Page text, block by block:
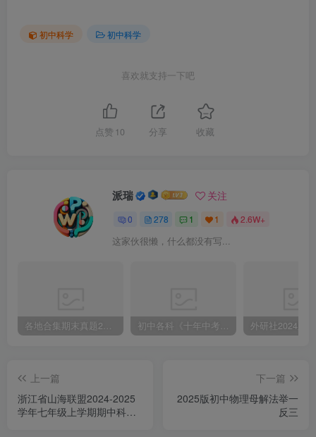
初中科学 初中科学
喜欢就支持一下吧
点赞 10 分享 收藏
派瑞 关注
0 278 1 1 2.6W+
这家伙很懒，什么都没有写...
各地合集期末真题2023-2024学年第一学期九年级英语期末试卷（含听力和答案） 初中各科《十年中考真题》2013-2024历年中考真题
上一篇
浙江省山海联盟2024-2025
学年七年级上学期期中科学
下一篇
2025版初中物理母解法举一
反三